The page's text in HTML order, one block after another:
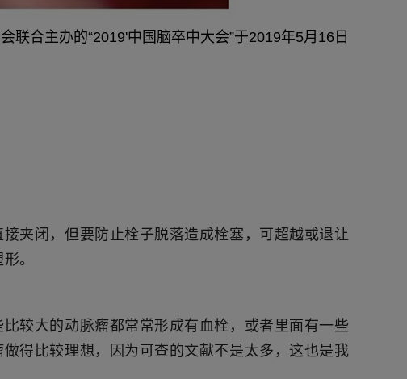
合主办的“2019'中国脑卒中大会”于2019年5月16日
夹闭，但要防止栓子脱落造成栓塞，可超越或退让
。
较大的动脉瘤都常常形成有血栓，或者里面有一些
得比较理想，因为可查的文献不是太多，这也是我